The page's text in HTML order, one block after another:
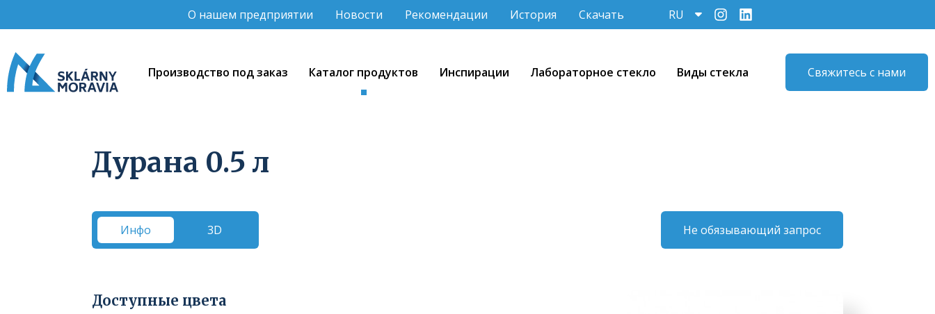
O нашем предприятии Новости Рекомендации История Скачать RU
Производство под заказ Каталог продуктов Инспирации Лабораторное стекло Виды стекла Свяжитесь с нами
Дурана 0.5 л
Инфо 3D Не обязывающий запрос
Доступные цвета